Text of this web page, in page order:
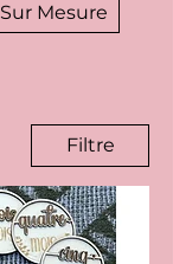
Sur Mesure
Filtre